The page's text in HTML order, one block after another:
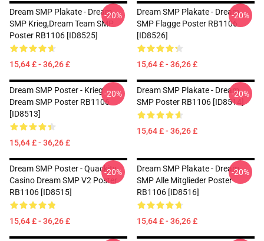
Dream SMP Plakate - Dream
SMP Krieg,Dream Team SMP
Poster RB1106 [ID8525]
15,64 £ - 36,26 £
-20%
Dream SMP Plakate - Dream
SMP Flagge Poster RB1106
[ID8526]
15,64 £ - 36,26 £
-20%
Dream SMP Poster - Krieg
Dream SMP Poster RB1106
[ID8513]
15,64 £ - 36,26 £
-20%
Dream SMP Plakate - Dream
SMP Poster RB1106 [ID8514]
15,64 £ - 36,26 £
-20%
Dream SMP Poster - Quackity
Casino Dream SMP V2 Poster
RB1106 [ID8515]
15,64 £ - 36,26 £
-20%
Dream SMP Plakate - Dream
SMP Alle Mitglieder Poster
RB1106 [ID8516]
15,64 £ - 36,26 £
-20%